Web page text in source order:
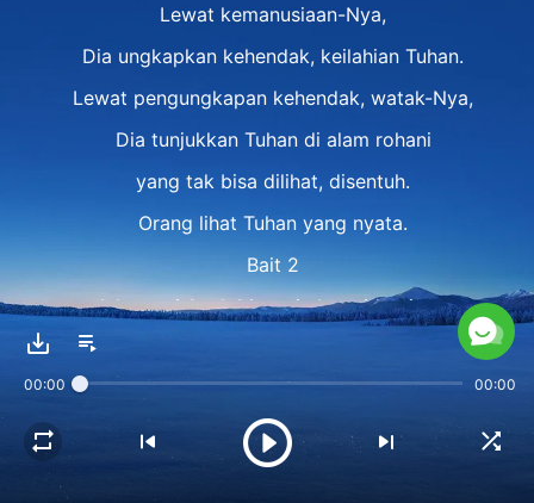
Lewat kemanusiaan-Nya,
Dia ungkapkan kehendak, keilahian Tuhan.
Lewat pengungkapan kehendak, watak-Nya,
Dia tunjukkan Tuhan di alam rohani
yang tak bisa dilihat, disentuh.
Orang lihat Tuhan yang nyata.
Bait 2
Inkarnasi Anak Manusia buat identitas,
status, watak Tuhan jadi manusiawi, nyata.
Entah kemanusiaan atau keilahian-Nya,
Dia representasikan identitas, status Tuhan.
Bait 3
00:00 00:00